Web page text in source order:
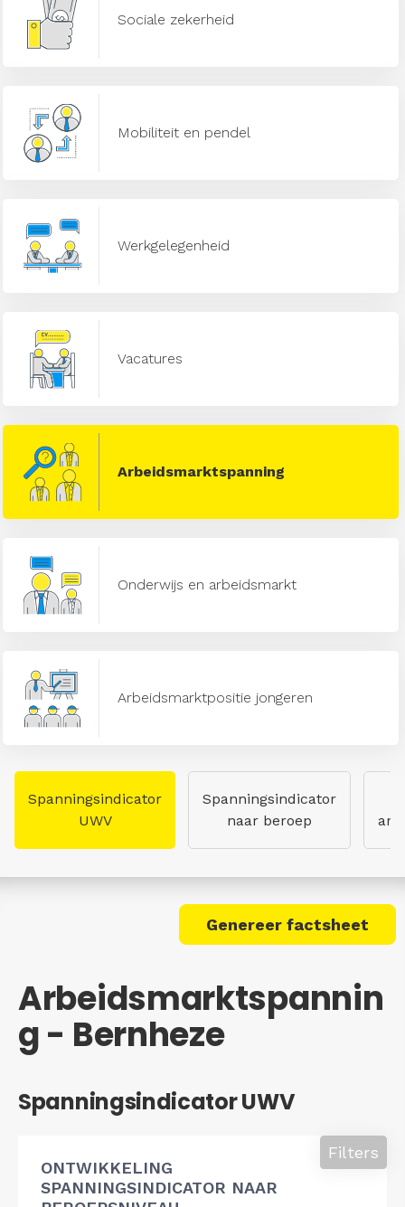
Sociale zekerheid
Mobiliteit en pendel
Werkgelegenheid
Vacatures
Arbeidsmarktspanning
Onderwijs en arbeidsmarkt
Arbeidsmarktpositie jongeren
Spanningsindicator
UWV
Spanningsindicator
naar beroep
Genereer factsheet
Arbeidsmarktspannin
g - Bernheze
Spanningsindicator UWV
ONTWIKKELING
SPANNINGSINDICATOR NAAR
Filters